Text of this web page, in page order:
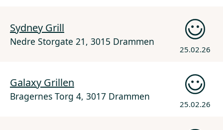
Sydney Grill
Nedre Storgate 21, 3015 Drammen
25.02.26
Galaxy Grillen
Bragernes Torg 4, 3017 Drammen
25.02.26